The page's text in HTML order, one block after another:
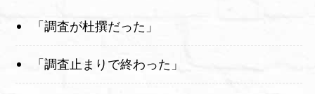
「調査が杜撰だった」
「調査止まりで終わった」